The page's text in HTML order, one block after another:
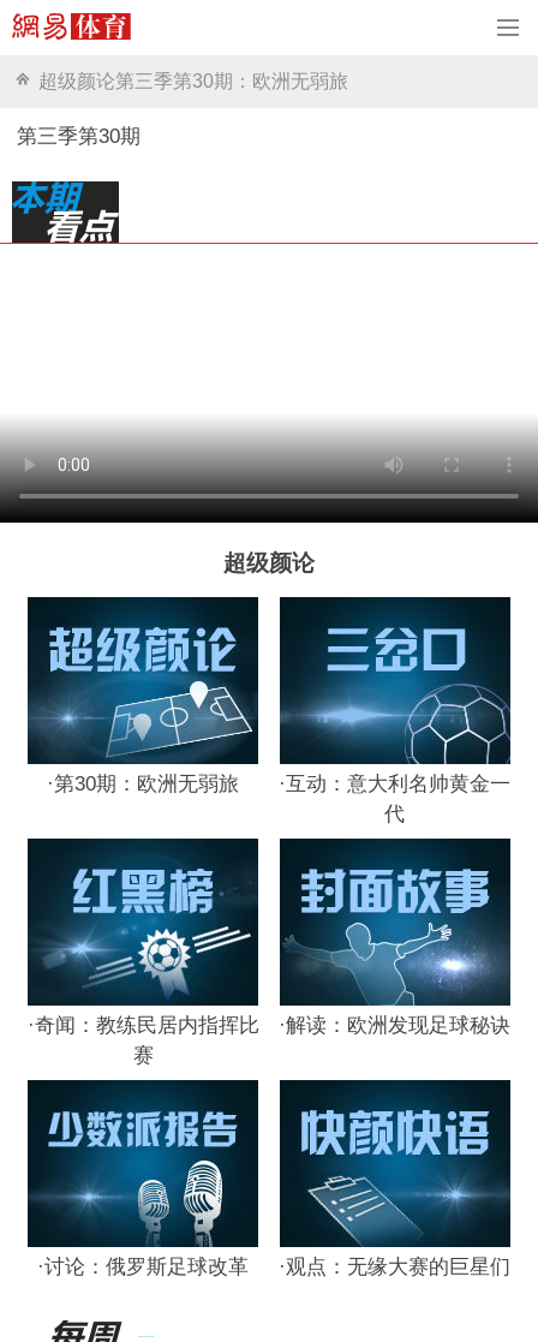
超级颜论第三季第30期：欧洲无弱旅
第三季第30期
超级颜论
·第30期：欧洲无弱旅 ·互动：意大利名帅黄金一
代
·奇闻：教练民居内指挥比
赛
·解读：欧洲发现足球秘诀
·讨论：俄罗斯足球改革 ·观点：无缘大赛的巨星们